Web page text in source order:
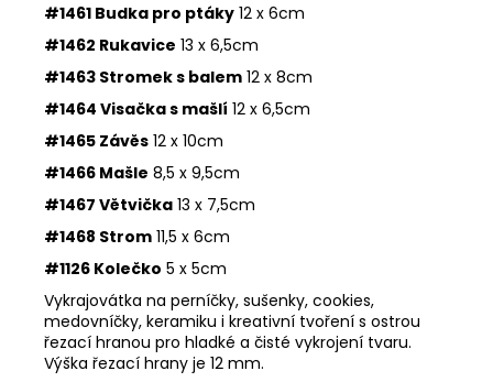
#1461 Budka pro ptáky 12 x 6cm
#1462 Rukavice 13 x 6,5cm
#1463 Stromek s balem 12 x 8cm
#1464 Visačka s mašlí 12 x 6,5cm
#1465 Závěs 12 x 10cm
#1466 Mašle 8,5 x 9,5cm
#1467 Větvička 13 x 7,5cm
#1468 Strom 11,5 x 6cm
#1126 Kolečko 5 x 5cm
Vykrajovátka na perníčky, sušenky, cookies,
medovníčky, keramiku i kreativní tvoření s ostrou
řezací hranou pro hladké a čisté vykrojení tvaru.
Výška řezací hrany je 12 mm.